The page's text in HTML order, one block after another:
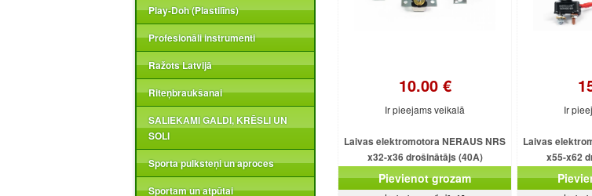
Play-Doh (Plastilīns)
Profesionāli instrumenti
Ražots Latvijā
Riteņbraukšanai
SALIEKAMI GALDI, KRĒSLI UN
SOLI
Sporta pulksteņi un aproces
Sportam un atpūtai
10.00 €
Ir pieejams veikalā
Laivas elektromotora NERAUS NRS
x32-x36 drošinātājs (40A)
Pievienot grozam
Ir
Laivas
x55-x62